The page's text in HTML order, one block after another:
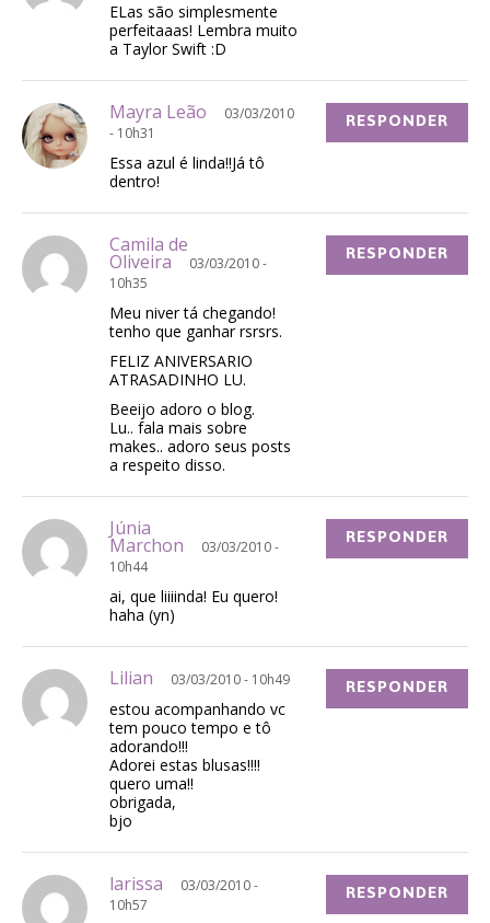
ELas são simplesmente
perfeitaaas! Lembra muito
a Taylor Swift :D
Mayra Leão
03/03/2010
- 10h31
Essa azul é linda!!Já tô
dentro!
RESPONDER
Camila de
Oliveira
03/03/2010 -
10h35
Meu niver tá chegando!
tenho que ganhar rsrsrs.
FELIZ ANIVERSARIO
ATRASADINHO LU.
Beeijo adoro o blog.
Lu.. fala mais sobre
makes.. adoro seus posts
a respeito disso.
RESPONDER
Júnia
Marchon
03/03/2010 -
10h44
ai, que liiiinda! Eu quero!
haha (yn)
RESPONDER
Lilian 03/03/2010 - 10h49
estou acompanhando vc
tem pouco tempo e tô
adorando!!!
Adorei estas blusas!!!!
quero uma!!
obrigada,
bjo
RESPONDER
larissa
03/03/2010 -
10h57
RESPONDER